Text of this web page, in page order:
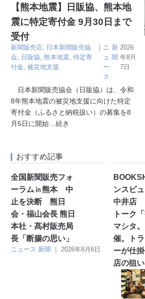
【熊本地震】日販協、熊本地
震に特定寄付金 9月30日まで
受付
新聞販売店, 日本新聞販売協
会, 日販協, 熊本地震,特定寄
付金,被災地支援
｜ ニ
ュ
ー
ス
新
聞
2026
年8月
7日
日本新聞販売協会（日販協）は、令和
8年熊本地震の被災地支援に向けた特定
寄付金（ふるさと納税扱い）の募集を8
月5日に開始 …続き
おすすめ記事
全国新聞販売フォ
ーラム㏌熊本 中
止を決断 熊日
会・福山会長 熊日
本社・髙村販売局
長「断腸の思い」
ニュース 新聞 ｜2026年8月6日
ンスビ
中井店
トーク
マシタ
催。ト
ーが仕
店の狙い